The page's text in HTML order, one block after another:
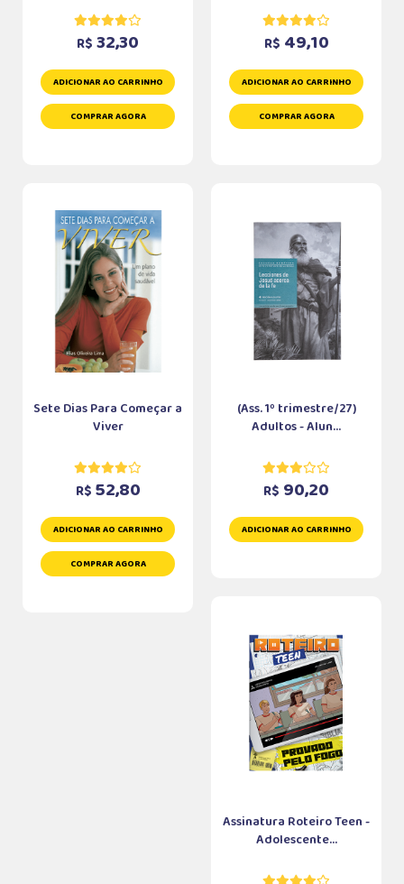
R$ 32,30
ADICIONAR AO CARRINHO
COMPRAR AGORA
R$ 49,10
ADICIONAR AO CARRINHO
COMPRAR AGORA
Sete Dias Para Começar a
Viver
R$ 52,80
ADICIONAR AO CARRINHO
COMPRAR AGORA
(Ass. 1º trimestre/27)
Adultos - Alun...
R$ 90,20
ADICIONAR AO CARRINHO
Assinatura Roteiro Teen -
Adolescente...